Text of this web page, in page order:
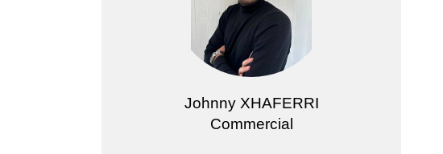
Johnny XHAFERRI
Commercial